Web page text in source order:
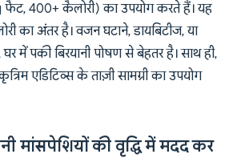
400+ कैलोरी) का उपयोग करते हैं। यह
का अंतर है। वजन घटाने, डायबिटीज, या
में पकी बिरयानी पोषण से बेहतर है। साथ ही,
एडिटिव्स के ताज़ी सामग्री का उपयोग
मांसपेशियों की वृद्धि में मदद कर